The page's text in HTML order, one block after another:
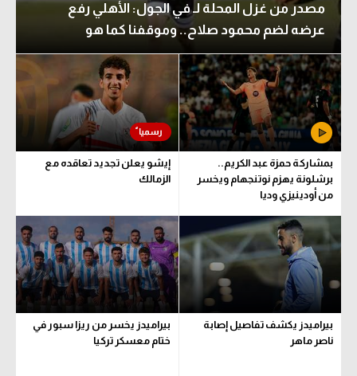
مصدر من غزل المحلة لـ في الجول: الأهلي رفع
عرضه لضم محمود صلاح.. وموقفنا كما هو
بمشاركة حمزة عبد الكريم..
برشلونة يهزم نوتنجهام ويخسر
من أودينيزي وديا
إيشو يعلن تجديد تعاقده مع
الزمالك
بيراميدز يكشف تفاصيل إصابة
ناصر ماهر
بيراميدز يخسر من ريزا سبور في
ختام معسكر تركيا